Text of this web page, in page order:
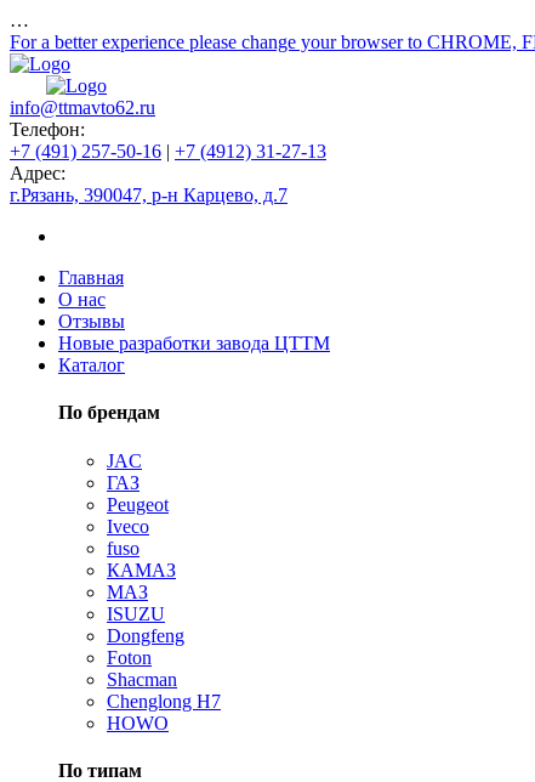
…
For a better experience please change your browser to CHROME,
info@ttmavto62.ru
Телефон:
+7 (491) 257-50-16 | +7 (4912) 31-27-13
Адрес:
г.Рязань, 390047, р-н Карцево, д.7
Главная
О нас
Отзывы
Новые разработки завода ЦТТМ
Каталог
По брендам
JAC
ГАЗ
Peugeot
Iveco
fuso
КАМАЗ
МАЗ
ISUZU
Dongfeng
Foton
Shacman
Сhenglong H7
HOWO
По типам